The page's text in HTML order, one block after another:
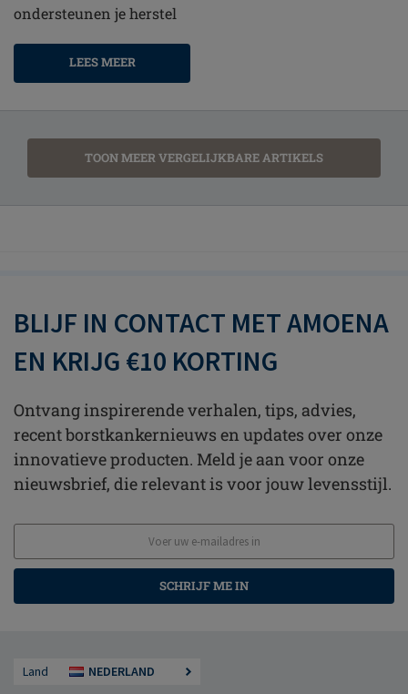
ondersteunen je herstel
LEES MEER
TOON MEER VERGELIJKBARE ARTIKELS
BLIJF IN CONTACT MET AMOENA
EN KRIJG €10 KORTING
Ontvang inspirerende verhalen, tips, advies,
recent borstkankernieuws en updates over onze
innovatieve producten. Meld je aan voor onze
nieuwsbrief, die relevant is voor jouw levensstijl.
SCHRIJF ME IN
Land NEDERLAND